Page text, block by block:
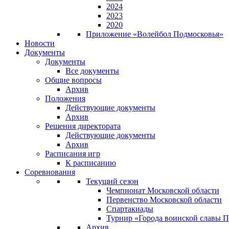
2024
2023
2020
Приложение «Волейбол Подмосковья»
Новости
Документы
Документы
Все документы
Общие вопросы
Архив
Положения
Действующие документы
Архив
Решения директората
Действующие документы
Архив
Расписания игр
К расписанию
Соревнования
Текущий сезон
Чемпионат Московской области
Первенство Московской области
Спартакиады
Турнир «Города воинской славы
Архив